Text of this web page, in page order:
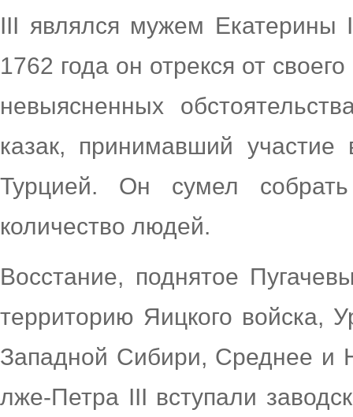
III являлся мужем Екатерины
1762 года он отрекся от
невыясненных
казак, принимавший
Турцией. Он сумел
количество людей.
Восстание, поднятое
территорию Яицкого войска,
Западной Сибири, Среднее
лже-Петра III вступали